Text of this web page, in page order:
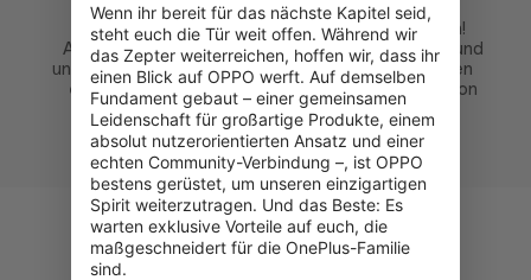
Fülle das kurze
Antragsformular aus
und erhälte unmittelbar
eine Entscheidung.
Zahlung erfolgreich!
Erhalte deine Artikel und
führe die monatlichen
Raten gemäß dem von
dir gewählten
Zahlungsplan aus.
Wenn ihr bereit für das nächste Kapitel seid,
steht euch die Tür weit offen. Während wir
das Zepter weiterreichen, hoffen wir, dass ihr
einen Blick auf OPPO werft. Auf demselben
Fundament gebaut – einer gemeinsamen
Leidenschaft für großartige Produkte, einem
absolut nutzerorientierten Ansatz und einer
echten Community-Verbindung –, ist OPPO
bestens gerüstet, um unseren einzigartigen
Spirit weiterzutragen. Und das Beste: Es
warten exklusive Vorteile auf euch, die
maßgeschneidert für die OnePlus-Familie
sind.